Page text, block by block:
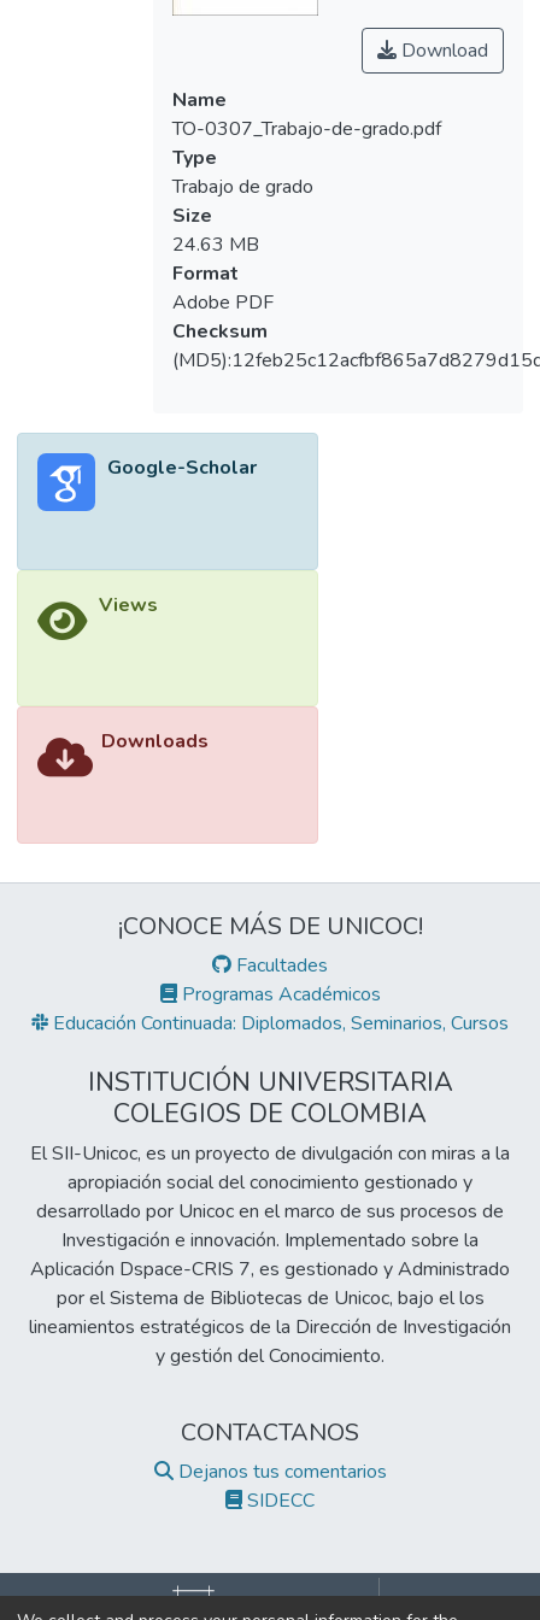
Download
Name
TO-0307_Trabajo-de-grado.pdf
Type
Trabajo de grado
Size
24.63 MB
Format
Adobe PDF
Checksum
Google-Scholar
Views
Downloads
¡CONOCE MÁS DE UNICOC!
Facultades
Programas Académicos
Educación Continuada: Diplomados, Seminarios, Cursos
INSTITUCIÓN UNIVERSITARIA
COLEGIOS DE COLOMBIA
El SII-Unicoc, es un proyecto de divulgación con miras a la
apropiación social del conocimiento gestionado y
desarrollado por Unicoc en el marco de sus procesos de
Investigación e innovación. Implementado sobre la
Aplicación Dspace-CRIS 7, es gestionado y Administrado
por el Sistema de Bibliotecas de Unicoc, bajo el los
lineamientos estratégicos de la Dirección de Investigación
y gestión del Conocimiento.
CONTACTANOS
Dejanos tus comentarios
SIDECC